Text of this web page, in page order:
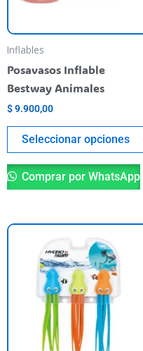
Inflables
Posavasos Inflable
Bestway Animales
$9.900,00
Seleccionar opciones
Comprar por WhatsApp